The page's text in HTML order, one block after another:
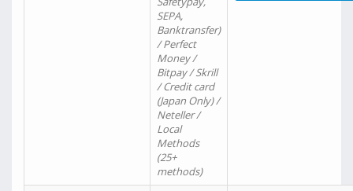
SEPA,
Banktransfer)
/ Perfect
Money /
Bitpay / Skrill
/ Credit card
(Japan Only) /
Neteller /
Local
Methods
(25+
methods)